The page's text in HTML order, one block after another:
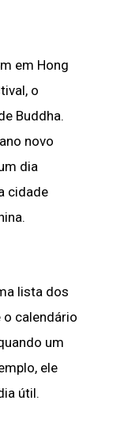
em Hong
o
Buddha.
novo
dia
cidade
lista dos
o calendário
um
ele
útil.